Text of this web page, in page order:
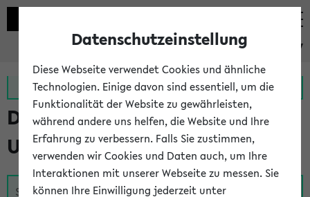
eKVV
Zur MeineUni App Zum MeineUni Portal
Das Lehrangebot der
Universität Bielefeld
Suche
Datenschutzeinstellung
Diese Webseite verwendet Cookies und ähnliche
Technologien. Einige davon sind essentiell, um die
Funktionalität der Website zu gewährleisten,
während andere uns helfen, die Website und Ihre
Erfahrung zu verbessern. Falls Sie zustimmen,
verwenden wir Cookies und Daten auch, um Ihre
Interaktionen mit unserer Webseite zu messen. Sie
können Ihre Einwilligung jederzeit unter